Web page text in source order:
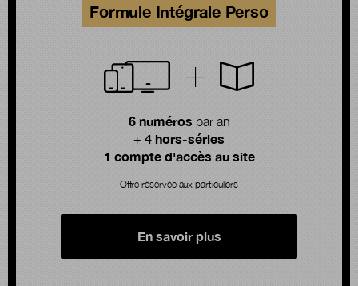
Formule Intégrale Perso
6 numérospar an
+ 4 hors-séries
1 compte d'accès au site
Offre réservée aux particuliers
En savoir plus